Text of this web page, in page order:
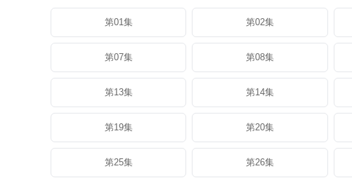
第01集 第02集
第07集 第08集
第13集 第14集
第19集 第20集
第25集 第26集